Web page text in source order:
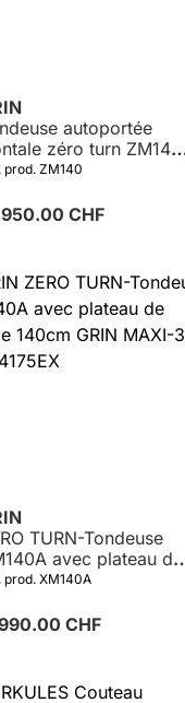
autoportée
zéro turn ZM140
plateau de coupe
CXi
prod. ZM140
950.00 CHF
TURN-Tondeuse
avec plateau de
140cm GRIN
prod. XM140A
CHF
Détails